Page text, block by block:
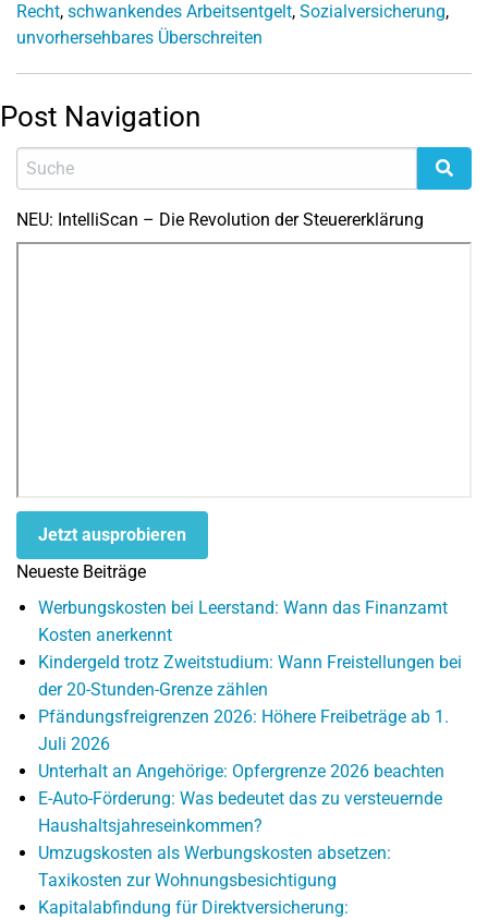
Recht, schwankendes Arbeitsentgelt, Sozialversicherung,
unvorhersehbares Überschreiten
Post Navigation
NEU: IntelliScan – Die Revolution der Steuererklärung
Jetzt ausprobieren
Neueste Beiträge
Werbungskosten bei Leerstand: Wann das Finanzamt
Kosten anerkennt
Kindergeld trotz Zweitstudium: Wann Freistellungen bei
der 20-Stunden-Grenze zählen
Pfändungsfreigrenzen 2026: Höhere Freibeträge ab 1.
Juli 2026
Unterhalt an Angehörige: Opfergrenze 2026 beachten
E-Auto-Förderung: Was bedeutet das zu versteuernde
Haushaltsjahreseinkommen?
Umzugskosten als Werbungskosten absetzen:
Taxikosten zur Wohnungsbesichtigung
Kapitalabfindung für Direktversicherung: